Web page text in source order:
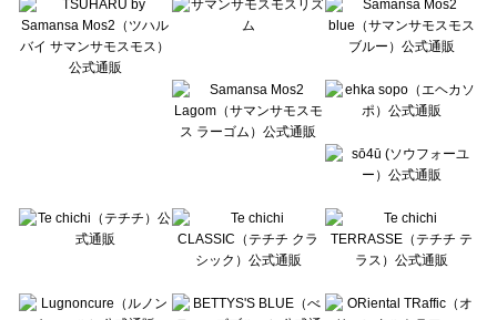
Lugnoncure（ルノンキュール）のサロペット一覧
BETTY'S BLUE（べティーズブルー）のサロペット一覧
Wpc.（ワールドパーティー）のサロペット一覧